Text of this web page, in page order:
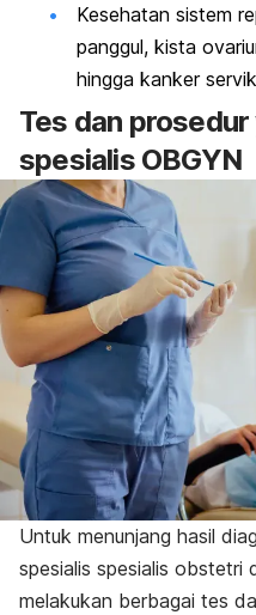
Kesehatan sistem
panggul, kista
hingga kanker
Tes dan
spesialis OBGYN
Untuk menunjang hasil
spesialis spesialis obstetri
melakukan berbagai tes